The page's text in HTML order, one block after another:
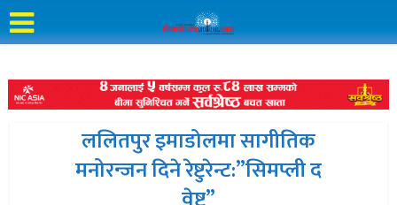
ललितपुर इमाडोलमा सागीतिक
मनोरन्जन दिने रेष्टुरेन्ट:”सिमप्ली द